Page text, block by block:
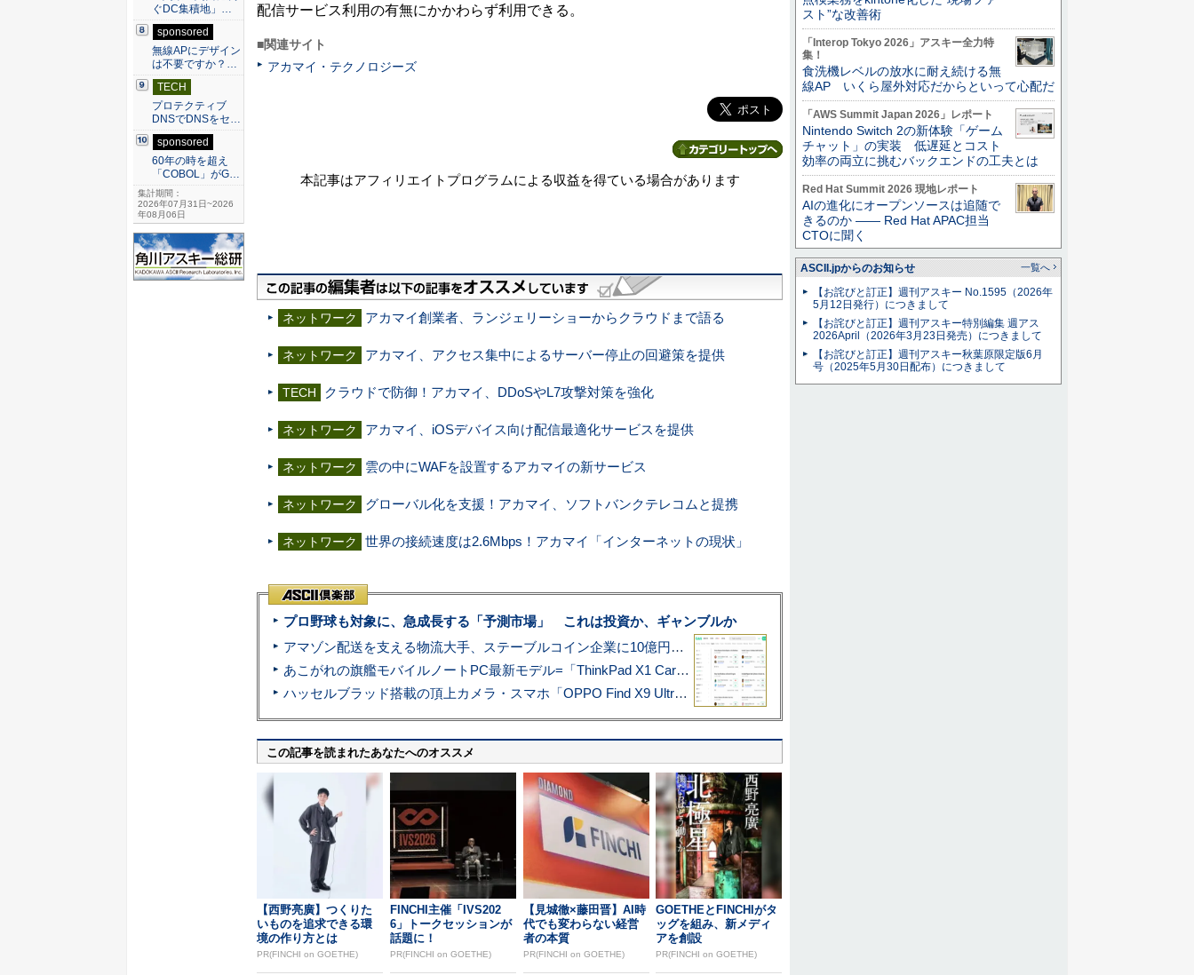
配信サービス利用の有無にかかわらず利用できる。
■関連サイト
アカマイ・テクノロジーズ
本記事はアフィリエイトプログラムによる収益を得ている場合があります
ネットワーク アカマイ創業者、ランジェリーショーからクラウドまで語る
ネットワーク アカマイ、アクセス集中によるサーバー停止の回避策を提供
TECH クラウドで防御！アカマイ、DDoSやL7攻撃対策を強化
ネットワーク アカマイ、iOSデバイス向け配信最適化サービスを提供
ネットワーク 雲の中にWAFを設置するアカマイの新サービス
ネットワーク グローバル化を支援！アカマイ、ソフトバンクテレコムと提携
ネットワーク 世界の接続速度は2.6Mbps！アカマイ「インターネットの現状」
プロ野球も対象に、急成長する「予測市場」 これは投資か、ギャンブルか
アマゾン配送を支える物流大手、ステーブルコイン企業に10億円投資のワケ
あこがれの旗艦モバイルノートPC最新モデル=「ThinkPad X1 Carbon Gen 14 Aura Edition」実機レビュー
ハッセルブラッド搭載の頂上カメラ・スマホ「OPPO Find X9 Ultra」実写レビュー=プロが本気で徹底撮影しました!!
この記事を読まれたあなたへのオススメ
【西野亮廣】つくりた
いものを追求できる環
境の作り方とは
PR(FINCHI on GOETHE)
FINCHI主催「IVS202
6」トークセッションが
話題に！
PR(FINCHI on GOETHE)
【見城徹×藤田晋】AI時
代でも変わらない経営
者の本質
PR(FINCHI on GOETHE)
GOETHEとFINCHIがタ
ッグを組み、新メディ
アを創設
PR(FINCHI on GOETHE)
ぐDC集積地」…
sponsored
無線APにデザイン
は不要ですか？…
TECH
プロテクティブ
DNSでDNSをセ…
sponsored
60年の時を超え
「COBOL」がG…
集計期間：
2026年07月31日~2026
年08月06日
スト”な改善術
「Interop Tokyo 2026」アスキー全力特
集！
食洗機レベルの放水に耐え続ける無
線AP いくら屋外対応だからといって心配だ
「AWS Summit Japan 2026」レポート
Nintendo Switch 2の新体験「ゲーム
チャット」の実装 低遅延とコスト
効率の両立に挑むバックエンドの工夫とは
Red Hat Summit 2026 現地レポート
AIの進化にオープンソースは追随で
きるのか ―― Red Hat APAC担当
CTOに聞く
ASCII.jpからのお知らせ 一覧へ
【お詫びと訂正】週刊アスキー No.1595（2026年
5月12日発行）につきまして
【お詫びと訂正】週刊アスキー特別編集 週アス
2026April（2026年3月23日発売）につきまして
【お詫びと訂正】週刊アスキー秋葉原限定版6月
号（2025年5月30日配布）につきまして